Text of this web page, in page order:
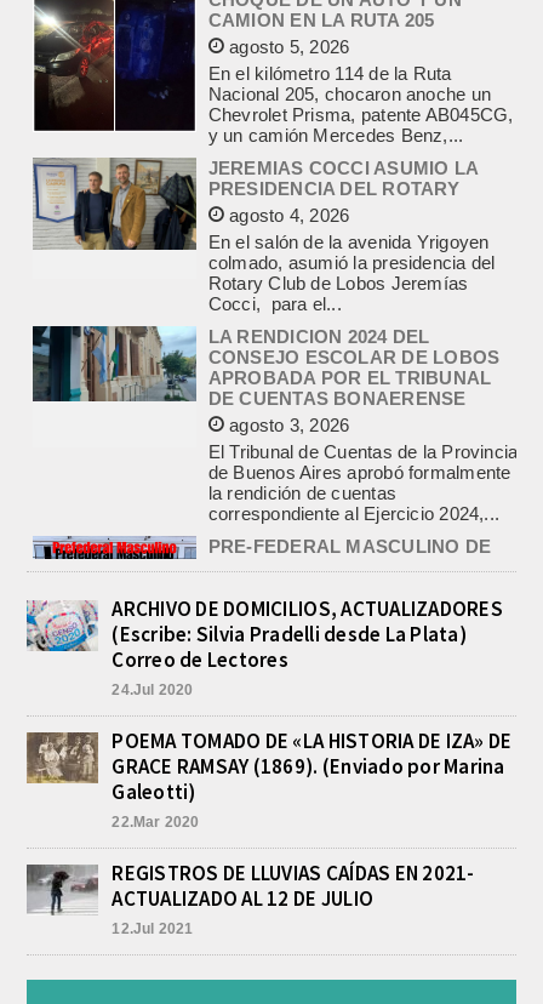
CAMION EN LA RUTA 205
agosto 5, 2026
En el kilómetro 114 de la Ruta
Nacional 205, chocaron anoche un
Chevrolet Prisma, patente AB045CG,
y un camión Mercedes Benz,...
JEREMIAS COCCI ASUMIO LA
PRESIDENCIA DEL ROTARY
agosto 4, 2026
En el salón de la avenida Yrigoyen
colmado, asumió la presidencia del
Rotary Club de Lobos Jeremías
Cocci, para el...
LA RENDICION 2024 DEL
CONSEJO ESCOLAR DE LOBOS
APROBADA POR EL TRIBUNAL
DE CUENTAS BONAERENSE
agosto 3, 2026
El Tribunal de Cuentas de la Provincia
de Buenos Aires aprobó formalmente
la rendición de cuentas
correspondiente al Ejercicio 2024,...
PRE-FEDERAL MASCULINO DE
BASQUET EN CADETES:
ATHLETIC JUEGA EL
TRIANGULAR FINAL
agosto 6, 2026
Por el torneo Pre-federal de Básquet,
el equipo de Cadetes de Athletic, logró
se...
INFORME DE DEFENSA CIVIL
LOBOS, COLABORACION EN LA
En las primeras horas de la tarde del
martes, el Intendente Jorge
Etcheverry recibió, por parte de su
TRES LESIONADOS POR EL
CHOQUE DE UN AUTO Y UN
ARCHIVO DE DOMICILIOS, ACTUALIZADORES
(Escribe: Silvia Pradelli desde La Plata)
Correo de Lectores
24.Jul 2020
POEMA TOMADO DE «LA HISTORIA DE IZA» DE
GRACE RAMSAY (1869). (Enviado por Marina
Galeotti)
22.Mar 2020
REGISTROS DE LLUVIAS CAÍDAS EN 2021-
ACTUALIZADO AL 12 DE JULIO
12.Jul 2021